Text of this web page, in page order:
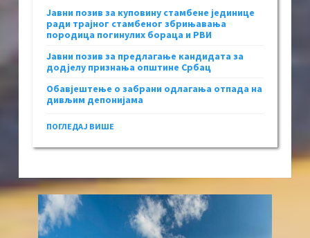
Јавни позив за куповину стамбене јединице
ради трајног стамбеног збрињавања
породица погинулих бораца и РВИ
Јавни позив за предлагање кандидата за
додјелу признања општине Србац
Обавјештење о забрани одлагања отпада на
дивљим депонијама
ПОГЛЕДАЈ ВИШЕ